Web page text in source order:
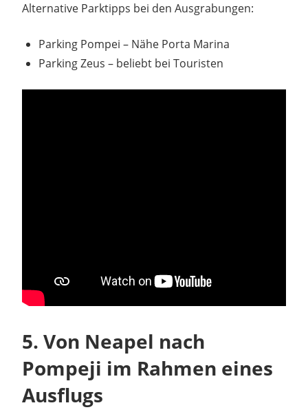
Alternative Parktipps bei den Ausgrabungen:
Parking Pompei – Nähe Porta Marina
Parking Zeus – beliebt bei Touristen
5. Von Neapel nach
Pompeji im Rahmen eines
Ausflugs